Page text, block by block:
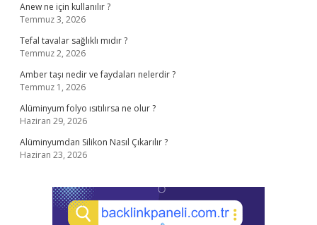
Anew ne için kullanılır ?
Temmuz 3, 2026
Tefal tavalar sağlıklı mıdır ?
Temmuz 2, 2026
Amber taşı nedir ve faydaları nelerdir ?
Temmuz 1, 2026
Alüminyum folyo ısıtılırsa ne olur ?
Haziran 29, 2026
Alüminyumdan Silikon Nasıl Çıkarılır ?
Haziran 23, 2026